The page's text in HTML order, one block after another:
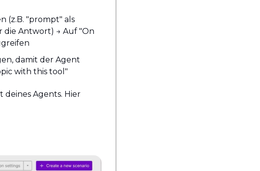
(z.B. "prompt" als
die Antwort) → Auf "On
damit der Agent
with this tool"
deines Agents. Hier